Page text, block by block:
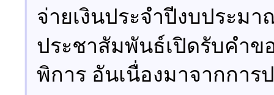
จ่ายเงินประจำปีงบประม
ประชาสัมพันธ์เปิดรับคำข
พิการ อันเนื่องมาจากการ